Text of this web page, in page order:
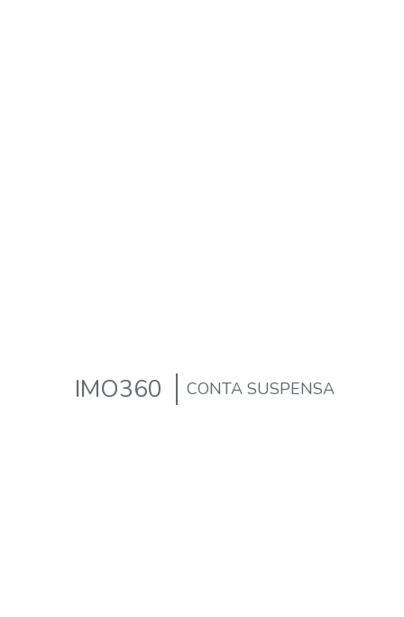
IMO360 CONTA SUSPENSA